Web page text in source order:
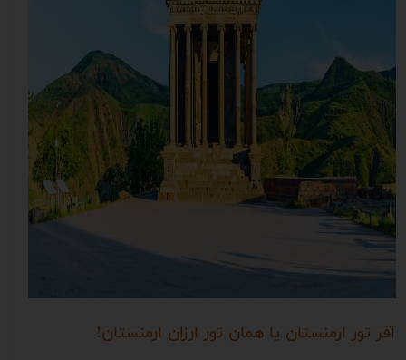
آفر تور ارمنستان یا همان تور ارزان ارمنستان!